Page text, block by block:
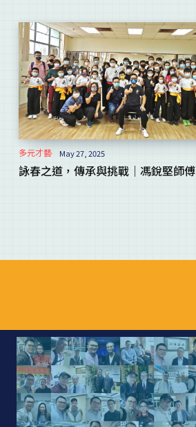
多元才藝 May 27, 2025
詠春之道，傳承與挑戰｜馮銳堅師傅